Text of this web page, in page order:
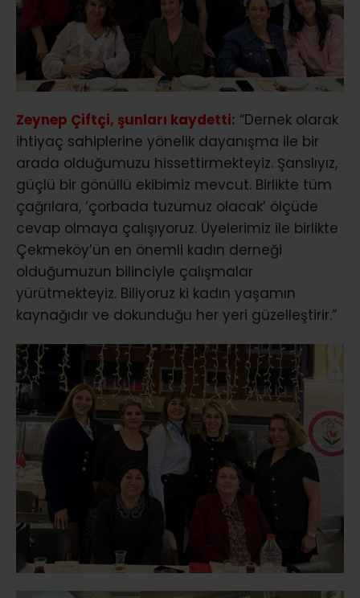
Zeynep Çiftçi, şunları kaydetti: “Dernek olarak
ihtiyaç sahiplerine yönelik dayanışma ile bir
arada olduğumuzu hissettirmekteyiz. Şanslıyız,
güçlü bir gönüllü ekibimiz mevcut. Birlikte tüm
çağrılara, ‘çorbada tuzumuz olacak’ ölçüde
cevap olmaya çalışıyoruz. Üyelerimiz ile birlikte
Çekmeköy’ün en önemli kadın derneği
olduğumuzun bilinciyle çalışmalar
yürütmekteyiz. Biliyoruz ki kadın yaşamın
kaynağıdır ve dokunduğu her yeri güzelleştirir.”